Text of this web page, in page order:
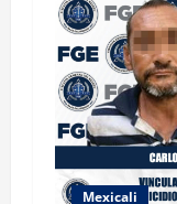
Mexicali